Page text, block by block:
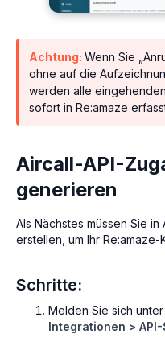
Achtung: Wenn Sie
ohne auf die
werden alle
sofort in Re:amaze
Aircall-API-
generieren
Als Nächstes müssen Sie in
erstellen, um Ihr
Schritte:
Melden Sie sich unter
Integrationen >